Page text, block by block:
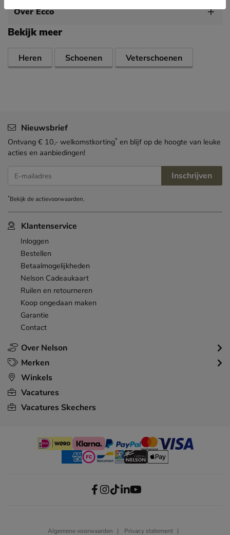
Over Ecco
Bekijk meer
Heren Schoenen Veterschoenen
Over Nelson
Klantenservice
Inloggen
Bestellen
Betaalmogelijkheden
Nelson Cadeaukaart
Ruilen en retourneren
Koop ongedaan maken
Garantie
Contact
Merken
Winkels
Vacatures
Vacatures Skechers
Nieuwsbrief
Ontvang € 10,- welkomstkorting* en blijf op de hoogte van leuke
acties en aanbiedingen!
E-mailadres Inschrijven
*Bekijk deactievoorwaarden.
Algemene voorwaarden Privacy statement